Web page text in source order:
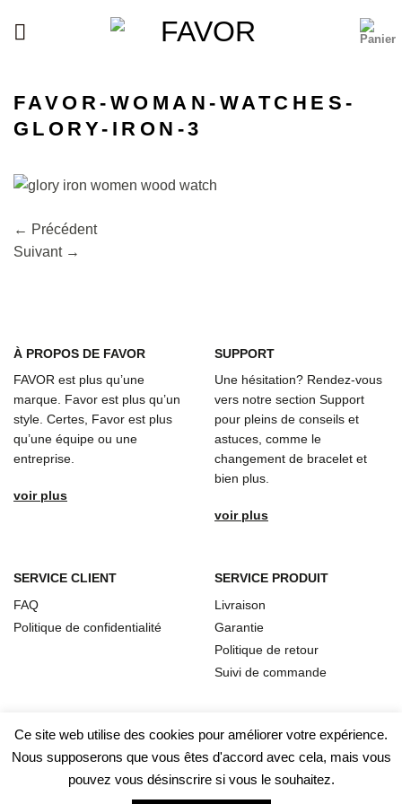
FAVOR-WOMAN-WATCHES-
GLORY-IRON-3
← Précédent
Suivant →
À PROPOS DE FAVOR
FAVOR est plus qu’une
marque. Favor est plus qu’un
style. Certes, Favor est plus
qu’une équipe ou une
entreprise.
voir plus
SUPPORT
Une hésitation? Rendez-vous
vers notre section Support
pour pleins de conseils et
astuces, comme le
changement de bracelet et
bien plus.
voir plus
SERVICE CLIENT
FAQ
Politique de confidentialité
SERVICE PRODUIT
Livraison
Garantie
Politique de retour
Suivi de commande
Ce site web utilise des cookies pour améliorer votre expérience.
Nous supposerons que vous êtes d'accord avec cela, mais vous
pouvez vous désinscrire si vous le souhaitez.